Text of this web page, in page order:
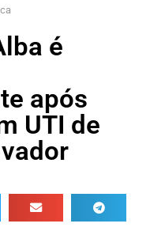
é
após
UTI de